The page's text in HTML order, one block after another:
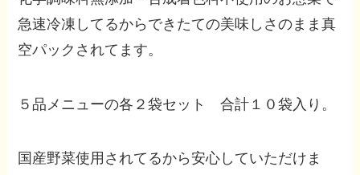
急速冷凍してるからできたての美味しさのまま真
空パックされてます。
５品メニューの各２袋セット 合計１０袋入り。
国産野菜使用されてるから安心していただけま